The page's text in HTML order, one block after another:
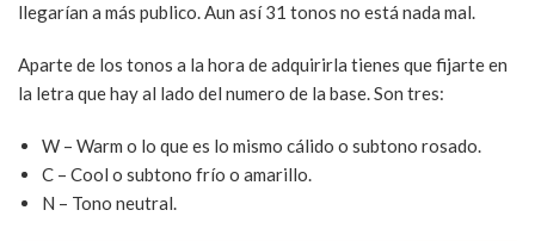
llegarían a más publico. Aun así 31 tonos no está nada mal.
Aparte de los tonos a la hora de adquirirla tienes que fijarte en
la letra que hay al lado del numero de la base. Son tres:
W – Warm o lo que es lo mismo cálido o subtono rosado.
C – Cool o subtono frío o amarillo.
N – Tono neutral.